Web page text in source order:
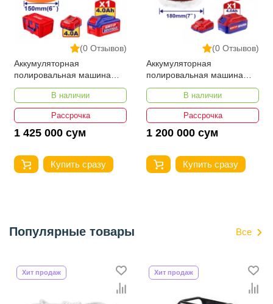
Число ходов 0-3000 ход/мин
Упаковка
Аккумуляторные лобзики
(0 Отзывов)
Аккумуляторная
полировальная машина
EMTOP ELAP20158
В наличии
Рассрочка
1 425 000 сум
Купить сразу
(0 Отзывов)
Аккумуляторная
полировальная машина
EMTOP ELAP20188
В наличии
Рассрочка
1 200 000 сум
Купить сразу
Популярные товары Все
Хит продаж Хит продаж